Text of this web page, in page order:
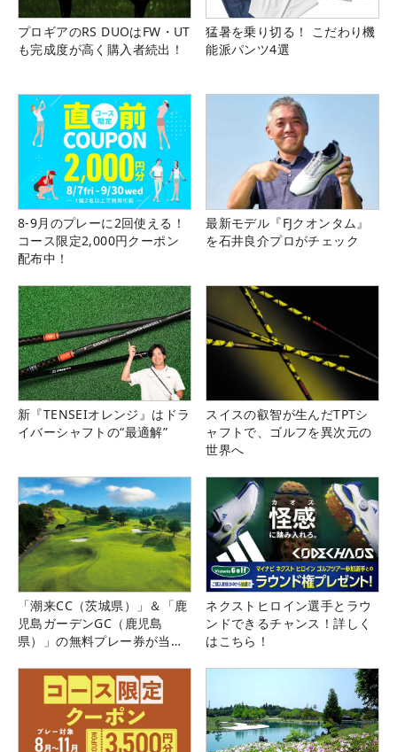
プロギアのRS DUOはFW・UT
も完成度が高く購入者続出！
猛暑を乗り切る！ こだわり機
能派パンツ4選
8-9月のプレーに2回使える！
コース限定2,000円クーポン
配布中！
最新モデル『FJクオンタム』
を石井良介プロがチェック
新『TENSEIオレンジ』はドラ
イバーシャフトの“最適解”
スイスの叡智が生んだTPTシ
ャフトで、ゴルフを異次元の
世界へ
「潮来CC（茨城県）」＆「鹿
児島ガーデンGC（鹿児島
県）」の無料プレー券が当た
ネクストヒロイン選手とラウ
ンドできるチャンス！詳しく
はこちら！